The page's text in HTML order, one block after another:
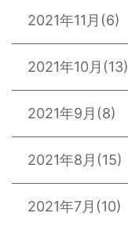
2021年11月 (6)
2021年10月 (13)
2021年9月 (8)
2021年8月 (15)
2021年7月 (10)